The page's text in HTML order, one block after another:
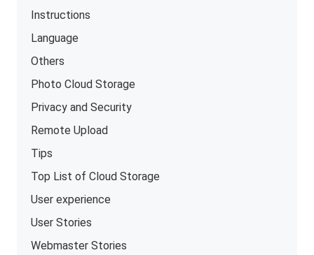
Instructions
Language
Others
Photo Cloud Storage
Privacy and Security
Remote Upload
Tips
Top List of Cloud Storage
User experience
User Stories
Webmaster Stories